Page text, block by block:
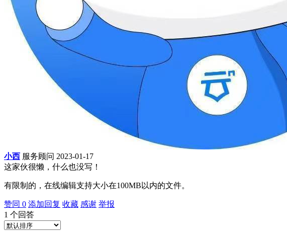
小西 服务顾问 2023-01-17
这家伙很懒，什么也没写！
有限制的，在线编辑支持大小在100MB以内的文件。
赞同 0 添加回复 收藏 感谢 举报
1 个回答